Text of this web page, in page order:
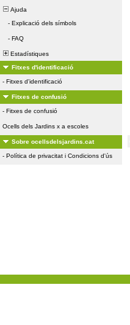
Ajuda
- Explicació dels símbols
- FAQ
Estadístiques
Fitxes d'identificació
- Fitxes d'identificació
Fitxes de confusió
- Fitxes de confusió
Ocells dels Jardins x a escoles
Sobre ocellsdelsjardins.cat
- Política de privacitat i Condicions d'ús